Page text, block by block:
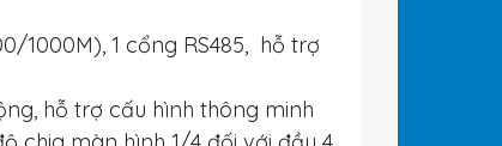
1000M), 1 cổng RS485, hỗ trợ
hỗ trợ cấu hình thông minh